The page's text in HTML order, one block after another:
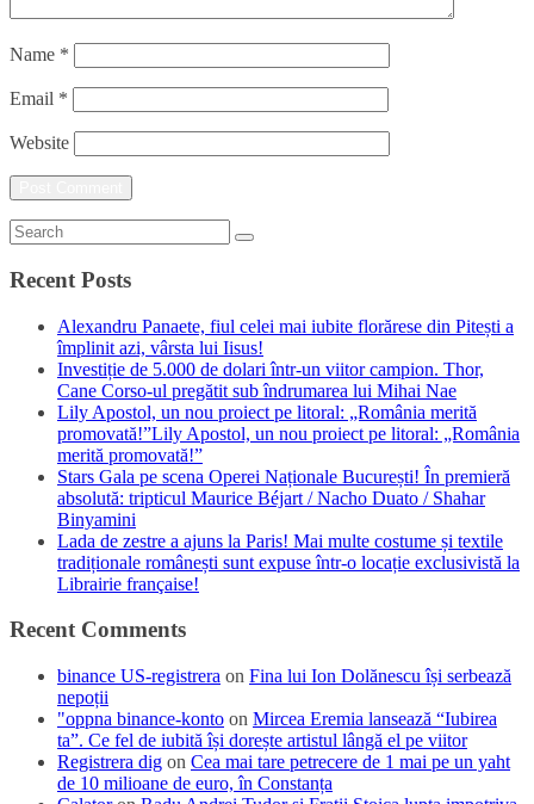
Name *
Email *
Website
Recent Posts
Alexandru Panaete, fiul celei mai iubite florărese din Pitești a
împlinit azi, vârsta lui Iisus!
Investiție de 5.000 de dolari într-un viitor campion. Thor,
Cane Corso-ul pregătit sub îndrumarea lui Mihai Nae
Lily Apostol, un nou proiect pe litoral: „România merită
promovată!”Lily Apostol, un nou proiect pe litoral: „România
merită promovată!”
Stars Gala pe scena Operei Naționale București! În premieră
absolută: tripticul Maurice Béjart / Nacho Duato / Shahar
Binyamini
Lada de zestre a ajuns la Paris! Mai multe costume și textile
tradiționale românești sunt expuse într-o locație exclusivistă la
Librairie française!
Recent Comments
binance US-registrera on Fina lui Ion Dolănescu își serbează
nepoții
"oppna binance-konto on Mircea Eremia lansează “Iubirea
ta”. Ce fel de iubită își dorește artistul lângă el pe viitor
Registrera dig on Cea mai tare petrecere de 1 mai pe un yaht
de 10 milioane de euro, în Constanța